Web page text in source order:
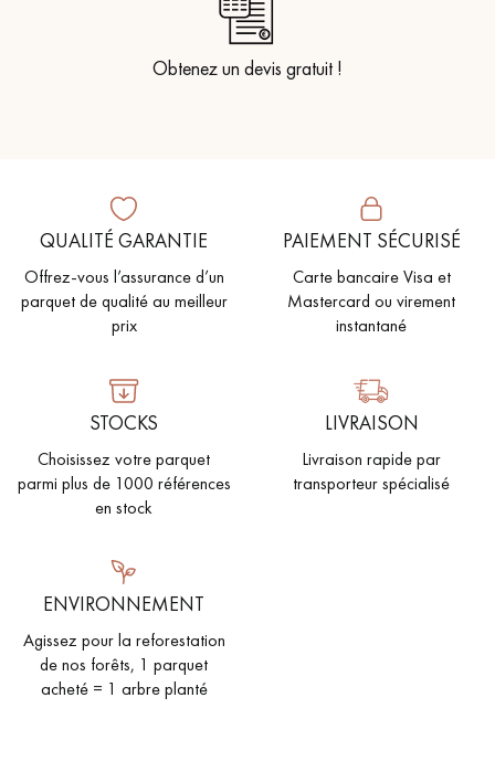
Obtenez un devis gratuit !
QUALITÉ GARANTIE
Offrez-vous l’assurance d’un
parquet de qualité au meilleur
prix
PAIEMENT SÉCURISÉ
Carte bancaire Visa et
Mastercard ou virement
instantané
STOCKS
Choisissez votre parquet
parmi plus de 1000 références
en stock
LIVRAISON
Livraison rapide par
transporteur spécialisé
ENVIRONNEMENT
Agissez pour la reforestation
de nos forêts, 1 parquet
acheté = 1 arbre planté